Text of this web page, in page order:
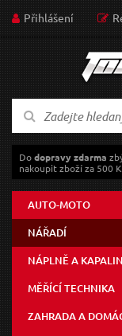
Přihlášení
Dodopravy zdarma
nakoupit zboží za 500
AUTO-MOTO
NÁŘADÍ
NÁPLNĚ A
MĚŘÍCÍ TECHNIKA
ZAHRADA A